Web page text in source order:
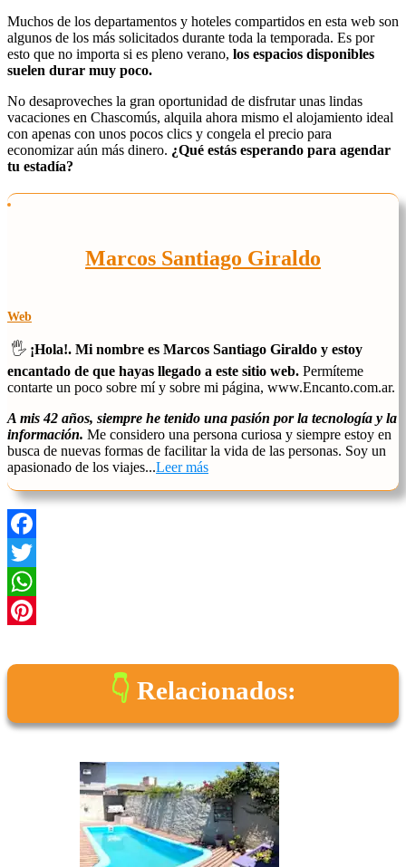
Muchos de los departamentos y hoteles compartidos en esta web son
algunos de los más solicitados durante toda la temporada. Es por
esto que no importa si es pleno verano, los espacios disponibles
suelen durar muy poco.
No desaproveches la gran oportunidad de disfrutar unas lindas
vacaciones en Chascomús, alquila ahora mismo el alojamiento ideal
con apenas con unos pocos clics y congela el precio para
economizar aún más dinero. ¿Qué estás esperando para agendar
tu estadía?
Marcos Santiago Giraldo
Web
🖐️ ¡Hola!. Mi nombre es Marcos Santiago Giraldo y estoy
encantado de que hayas llegado a este sitio web. Permíteme
contarte un poco sobre mí y sobre mi página, www.Encanto.com.ar.
A mis 42 años, siempre he tenido una pasión por la tecnología y la
información. Me considero una persona curiosa y siempre estoy en
busca de nuevas formas de facilitar la vida de las personas. Soy un
apasionado de los viajes...Leer más
Facebook
Twitter
WhatsApp
Relacionados: